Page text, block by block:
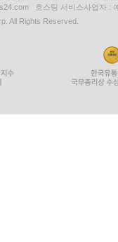
호스팅 서비스사업자 :
All Rights Reserved.